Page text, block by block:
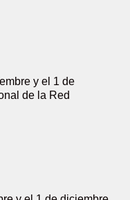
y el 1 de
de la Red